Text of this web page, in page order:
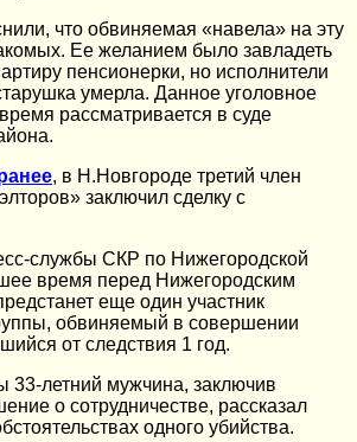
что обвиняемая «навела» на эту
Ее желанием было завладеть
пенсионерки, но исполнители
умерла. Данное уголовное
рассматривается в суде
, в Н.Новгороде третий член
заключил сделку с
службы СКР по Нижегородской
время перед Нижегородским
еще один участник
обвиняемый в совершении
от следствия 1 год.
33-летний мужчина, заключив
о сотрудничестве, рассказал
одного убийства.